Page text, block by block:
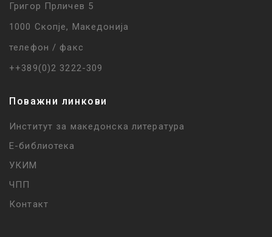
Григор Прличев 5
1000 Скопје, Македонија
телефон / факс
++389(0)2 3222-309
Поважни линкови
Институт за македонска литература
Е-библиотека
УКИМ
ЧПП
Контакт